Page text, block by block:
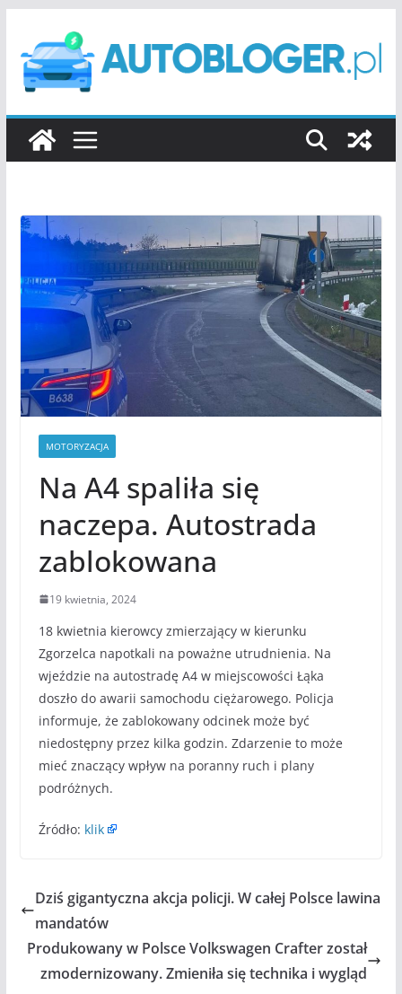
treści
MOTORYZACJA
Na A4 spaliła się
naczepa. Autostrada
zablokowana
19 kwietnia, 2024
18 kwietnia kierowcy zmierzający w kierunku
Zgorzelca napotkali na poważne utrudnienia. Na
wjeździe na autostradę A4 w miejscowości Łąka
doszło do awarii samochodu ciężarowego. Policja
informuje, że zablokowany odcinek może być
niedostępny przez kilka godzin. Zdarzenie to może
mieć znaczący wpływ na poranny ruch i plany
podróżnych.
Źródło: klik
Dziś gigantyczna akcja policji. W całej Polsce lawina
mandatów
Produkowany w Polsce Volkswagen Crafter został
zmodernizowany. Zmieniła się technika i wygląd